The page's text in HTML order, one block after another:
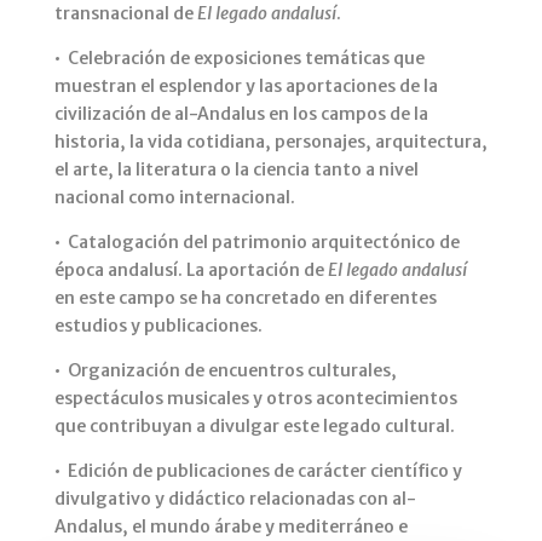
transnacional deEl legado andalusí.
• Celebración de exposiciones temáticas que
muestran el esplendor y las aportaciones de la
civilización de al-Andalus en los campos de la
historia, la vida cotidiana, personajes, arquitectura,
el arte, la literatura o la ciencia tanto a nivel
nacional como internacional.
• Catalogación del patrimonio arquitectónico de
época andalusí. La aportación deEl legado andalusí
en este campo se ha concretado en diferentes
estudios y publicaciones.
• Organización de encuentros culturales,
espectáculos musicales y otros acontecimientos
que contribuyan a divulgar este legado cultural.
• Edición de publicaciones de carácter científico y
divulgativo y didáctico relacionadas con al-
Andalus, el mundo árabe y mediterráneo e